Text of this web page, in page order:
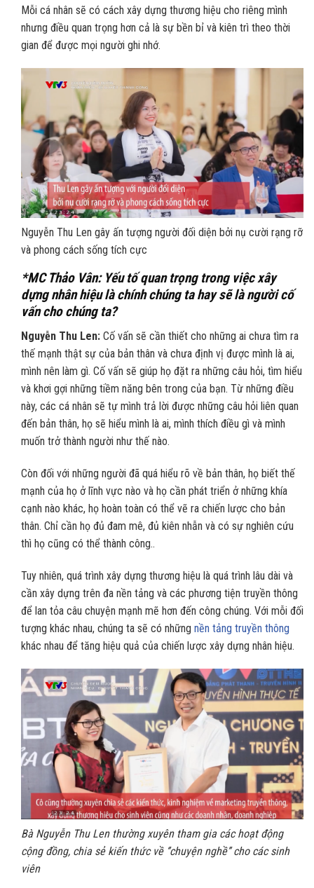
Mỗi cá nhân sẽ có cách xây dựng thương hiệu cho riêng mình
nhưng điều quan trọng hơn cả là sự bền bỉ và kiên trì theo thời
gian để được mọi người ghi nhớ.
Nguyễn Thu Len gây ấn tượng người đối diện bởi nụ cười rạng rỡ
và phong cách sống tích cực
*MC Thảo Vân: Yếu tố quan trọng trong việc xây
dựng nhân hiệu là chính chúng ta hay sẽ là người cố
vấn cho chúng ta?
Nguyễn Thu Len: Cố vấn sẽ cần thiết cho những ai chưa tìm ra
thế mạnh thật sự của bản thân và chưa định vị được mình là ai,
mình nên làm gì. Cố vấn sẽ giúp họ đặt ra những câu hỏi, tìm hiểu
và khơi gợi những tiềm năng bên trong của bạn. Từ những điều
này, các cá nhân sẽ tự mình trả lời được những câu hỏi liên quan
đến bản thân, họ sẽ hiểu mình là ai, mình thích điều gì và mình
muốn trở thành người như thế nào.
Còn đối với những người đã quá hiểu rõ về bản thân, họ biết thế
mạnh của họ ở lĩnh vực nào và họ cần phát triển ở những khía
cạnh nào khác, họ hoàn toàn có thể vẽ ra chiến lược cho bản
thân. Chỉ cần họ đủ đam mê, đủ kiên nhẫn và có sự nghiên cứu
thì họ cũng có thể thành công..
Tuy nhiên, quá trình xây dựng thương hiệu là quá trình lâu dài và
cần xây dựng trên đa nền tảng và các phương tiện truyền thông
để lan tỏa câu chuyện mạnh mẽ hơn đến công chúng. Với mỗi đối
tượng khác nhau, chúng ta sẽ có những nền tảng truyền thông
khác nhau để tăng hiệu quả của chiến lược xây dựng nhân hiệu.
Bà Nguyễn Thu Len thường xuyên tham gia các hoạt động
cộng đồng, chia sẻ kiến thức về ‘’chuyện nghề’’ cho các sinh
viên